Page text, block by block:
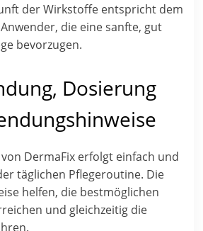
der Wirkstoffe entspricht dem
die eine sanfte, gut
bevorzugen.
Dosierung
DermaFix erfolgt einfach und
täglichen Pflegeroutine. Die
helfen, die bestmöglichen
und gleichzeitig die